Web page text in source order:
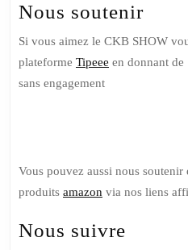
Nous soutenir
Si vous aimez le CKB SHOW
plateforme Tipeee en donnant
sans engagement
Vous pouvez aussi nous soutenir
produits amazon via nos liens
Nous suivre